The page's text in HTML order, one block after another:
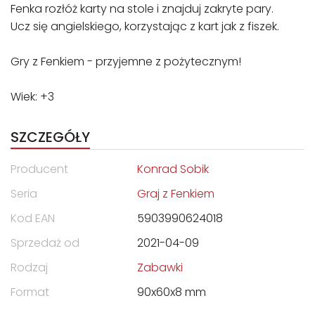
Fenka rozłóż karty na stole i znajduj zakryte pary.
Ucz się angielskiego, korzystając z kart jak z fiszek.
Gry z Fenkiem - przyjemne z pożytecznym!
Wiek: +3
SZCZEGÓŁY
Producent
Konrad Sobik
Seria
Graj z Fenkiem
Kod EAN
5903990624018
Sprzedaż od
2021-04-09
Rodzaj
Zabawki
Format
90x60x8 mm